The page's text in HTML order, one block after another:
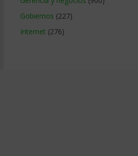
Gobiernos (227)
Internet (276)